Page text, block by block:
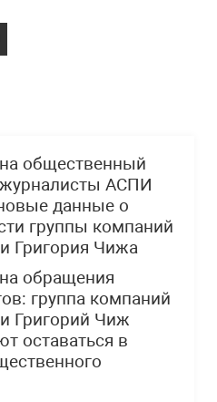
общественный
АСПИ
данные о
группы компаний
Григория Чижа
обращения
группа компаний
Григорий Чиж
оставаться в